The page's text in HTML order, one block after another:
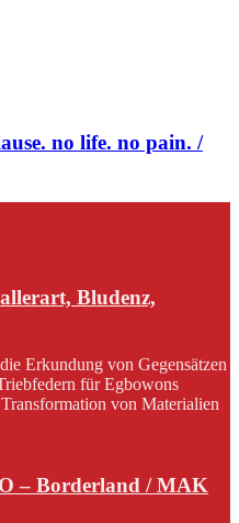
no life. no pain. /
Bludenz,
Erkundung von Gegensätzen
für Egbowons
von Materialien
– Borderland / MAK